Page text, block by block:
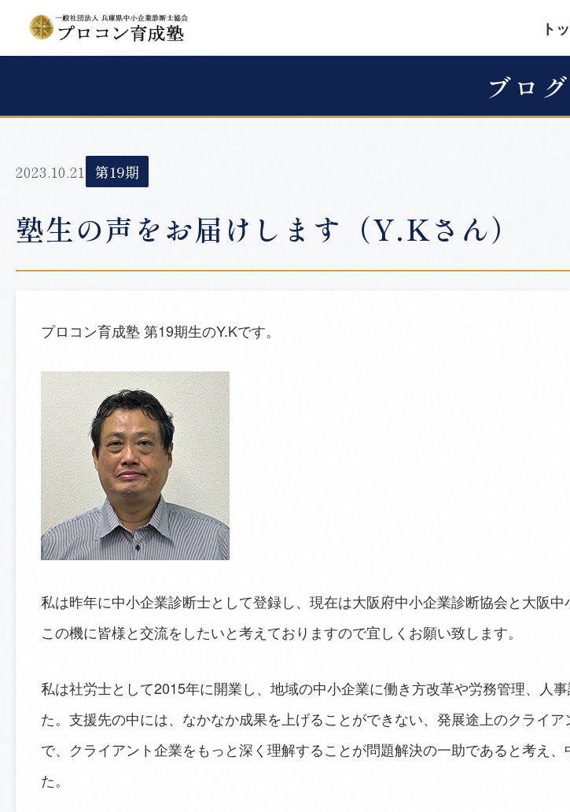
ト
ブログ
2023.10.21 第19期
塾生の声をお届けします（Y.Kさん）
プロコン育成塾 第19期生のY.Kです。
私は昨年に中小企業診断士として登録し、現在は大阪府中小企業診断協会と大阪中
この機に皆様と交流をしたいと考えておりますので宜しくお願い致します。
私は社労士として2015年に開業し、地域の中小企業に働き方改革や労務管理、人
た。支援先の中には、なかなか成果を上げることができない、発展途上のクライ
で、クライアント企業をもっと深く理解することが問題解決の一助であると考え
た。